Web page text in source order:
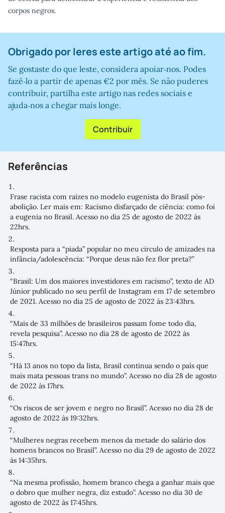
corpos negros.
Obrigado por leres este artigo até ao fim.
Se gostaste do que leste, considera apoiar‑nos. Podes
fazê‑lo a partir de apenas €2 por mês. Se não puderes
contribuir, partilha este artigo nas redes sociais e
ajuda‑nos a chegar mais longe.
Contribuir
Referências
Frase racista com raízes no modelo eugenista do Brasil pós-
abolição. Ler mais em: Racismo disfarçado de ciência: como foi
a eugenia no Brasil. Acesso no dia 25 de agosto de 2022 às
22hrs.
Resposta para a “piada” popular no meu circulo de amizades na
infância/adolescência: “Porque deus não fez flor preta?”
“Brasil: Um dos maiores investidores em racismo”, texto de AD
Júnior publicado no seu perfil de Instagram em 17 de setembro
de 2021. Acesso no dia 25 de agosto de 2022 ás 23:43hrs.
“Mais de 33 milhões de brasileiros passam fome todo dia,
revela pesquisa”. Acesso no dia 28 de agosto de 2022 às
15:47hrs.
“Há 13 anos no topo da lista, Brasil continua sendo o país que
mais mata pessoas trans no mundo”. Acesso no dia 28 de agosto
de 2022 às 17hrs.
“Os riscos de ser jovem e negro no Brasil”. Acesso no dia 28 de
agosto de 2022 às 19:32hrs.
“Mulheres negras recebem menos da metade do salário dos
homens brancos no Brasil”. Acesso no dia 29 de agosto de 2022
às 14:35hrs.
“Na mesma profissão, homem branco chega a ganhar mais que
o dobro que mulher negra, diz estudo”. Acesso no dia 30 de
agosto de 2022 às 17:45hrs.